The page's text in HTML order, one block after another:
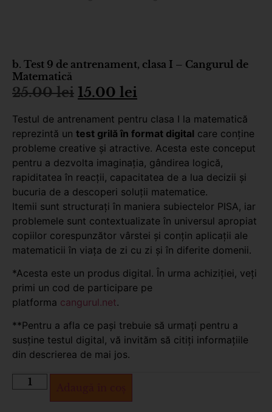
b. Test 9 de antrenament, clasa I – Cangurul de
Matematică
25.00lei 15.00 lei
Testul de antrenament pentru clasa I la matematică
reprezintă un test grilă în format digital care conține
probleme creative și atractive. Acesta este conceput
pentru a dezvolta imaginația, gândirea logică,
rapiditatea în reacții, capacitatea de a lua decizii și
bucuria de a descoperi soluții matematice.
Itemii sunt structurați în maniera subiectelor PISA, iar
problemele sunt contextualizate în universul apropiat
copiilor corespunzător vârstei și conțin aplicații ale
matematicii în viața de zi cu zi și în diferite domenii.
*Acesta este un produs digital. În urma achiziției, veți
primi un cod de participare pe
platforma cangurul.net.
**Pentru a afla ce pași trebuie să urmați pentru a
susține testul digital, vă invităm să citiți informațiile
din descrierea de mai jos.